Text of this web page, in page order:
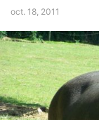
oct. 18, 2011